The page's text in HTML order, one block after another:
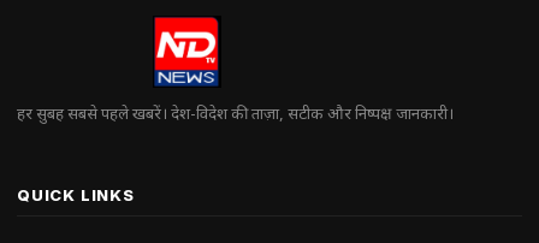
हर सुबह सबसे पहले खबरें। देश-विदेश की ताज़ा, सटीक और निष्पक्ष जानकारी।
QUICK LINKS